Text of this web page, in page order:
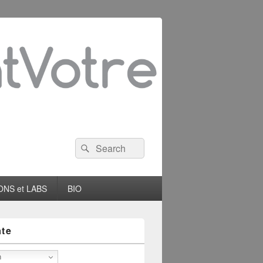
Search
for:
Search
et LABS BIO